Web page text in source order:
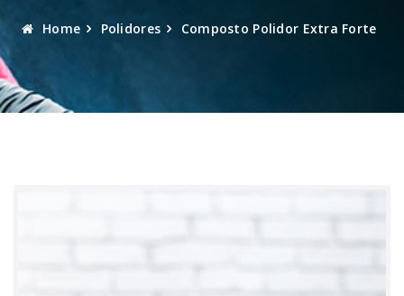
Home Polidores Composto Polidor Extra Forte